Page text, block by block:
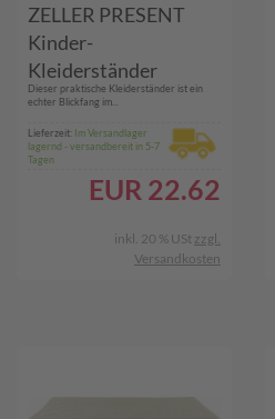
ZELLER PRESENT
Kinder-
Kleiderständer
Dieser praktische Kleiderständer ist ein
echter Blickfang im...
Lieferzeit: Im Versandlager
lagernd - versandbereit in 5-7
Tagen
EUR 22.62
inkl. 20 % USt zzgl.
Versandkosten